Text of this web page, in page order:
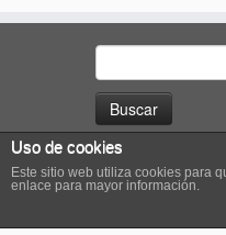
Buscar:
Uso de cookies
Este sitio web utiliza cookies para
enlace para mayor información.